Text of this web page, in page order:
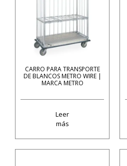
CARRO PARA TRANSPORTE
DE BLANCOS METRO WIRE |
MARCA METRO
Leer
más